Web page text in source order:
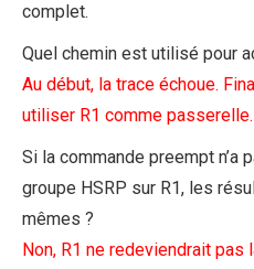
complet.
Quel chemin est utilisé pour
Au début, la trace échoue.
utiliser R1 comme passerelle.
Si la commande preempt n’a
groupe HSRP sur R1, les
mêmes ?
Non, R1 ne redeviendrait